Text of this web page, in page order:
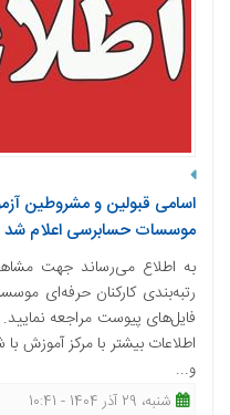
اسامی قبولین و مشروطین
موسسات حسابرسی اعلام شد
به اطلاع می‌رساند جهت
فایل‌های پیوست مراجعه
و...
شنبه، 29 آذر 1404 - 10:41